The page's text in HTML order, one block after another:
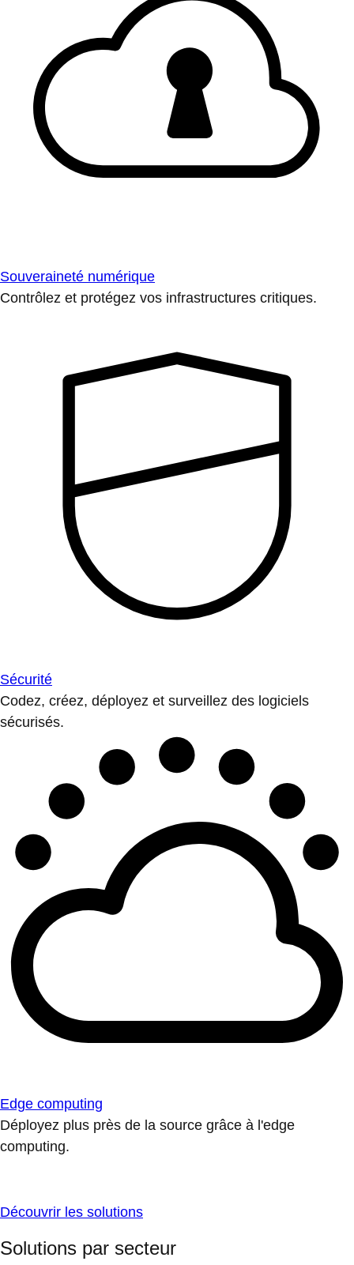
Souveraineté numérique
Contrôlez et protégez vos infrastructures critiques.
Sécurité
Codez, créez, déployez et surveillez des logiciels
sécurisés.
Edge computing
Déployez plus près de la source grâce à l'edge
computing.
Découvrir les solutions
Solutions par secteur